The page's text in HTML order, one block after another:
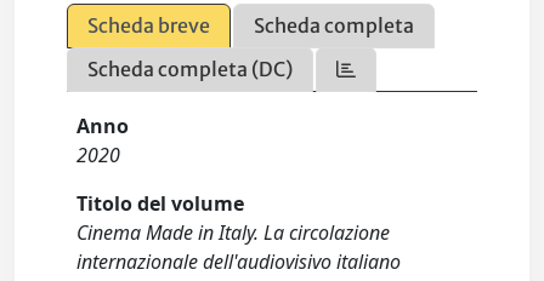
Scheda breve
Scheda completa
Scheda completa (DC)
Anno
2020
Titolo del volume
Cinema Made in Italy. La circolazione
internazionale dell'audiovisivo italiano